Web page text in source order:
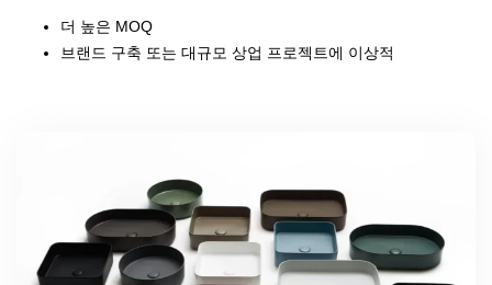
더 높은 MOQ
브랜드 구축 또는 대규모 상업 프로젝트에 이상적